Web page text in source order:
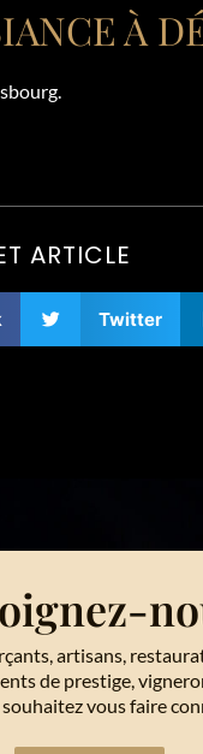
À
ARTICLE
Twitter
artisans,
de prestige,
vous faire